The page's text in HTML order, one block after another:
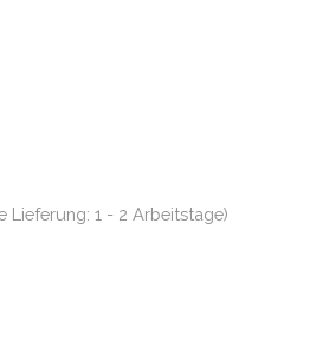
ist
Lieferung: 1 - 2 Arbeitstage)